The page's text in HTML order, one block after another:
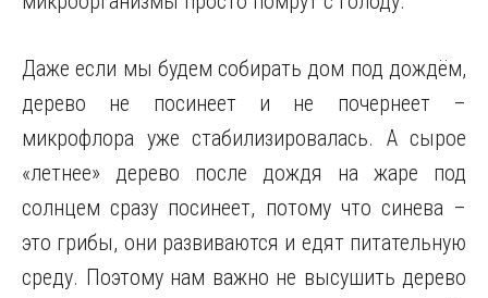
Даже если мы будем собирать дом под дождём,
дерево не посинеет и не почернеет –
микрофлора уже стабилизировалась. А сырое
«летнее» дерево после дождя на жаре под
солнцем сразу посинеет, потому что синева –
это грибы, они развиваются и едят питательную
среду. Поэтому нам важно не высушить дерево